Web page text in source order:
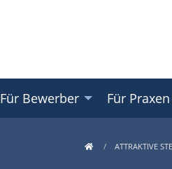
Für Bewerber Für Praxen
ATTRAKTIVE